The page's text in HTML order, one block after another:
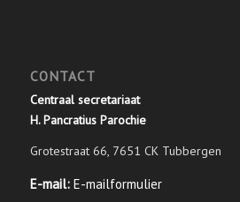
CONTACT
Centraal secretariaat
H. Pancratius Parochie
Grotestraat 66, 7651 CK Tubbergen
E-mail: E-mailformulier